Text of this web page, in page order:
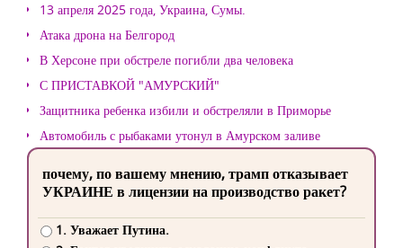
13 апреля 2025 года, Украина, Сумы.
Атака дрона на Белгород
В Херсоне при обстреле погибли два человека
С ПРИСТАВКОЙ "АМУРСКИЙ"
Защитника ребенка избили и обстреляли в Приморье
Автомобиль с рыбаками утонул в Амурском заливе
почему, по вашему мнению, трамп отказывает
УКРАИНЕ в лицензии на производство ракет?
1. Уважает Путина.